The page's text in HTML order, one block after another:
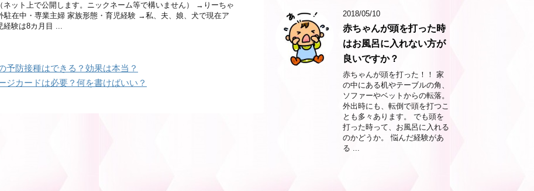
ネット上で公開します。ニックネーム等で構いません） →りーちゃ
駐在中・専業主婦 家族形態・育児経験 →私、夫、娘、犬で現在ア
経験は8カ月目 ...
予防接種はできる？効果は本当？
ジカードは必要？何を書けばいい？
2018/05/10
赤ちゃんが頭を打った時
はお風呂に入れない方が
良いですか？
赤ちゃんが頭を打った！！ 家
の中にある机やテーブルの角、
ソファーやベットからの転落。
外出時にも、転倒で頭を打つこ
とも多々あります。 でも頭を
打った時って、お風呂に入れる
のかどうか。 悩んだ経験があ
る ...